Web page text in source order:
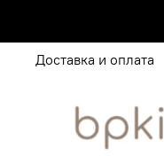
Доставка и оплата